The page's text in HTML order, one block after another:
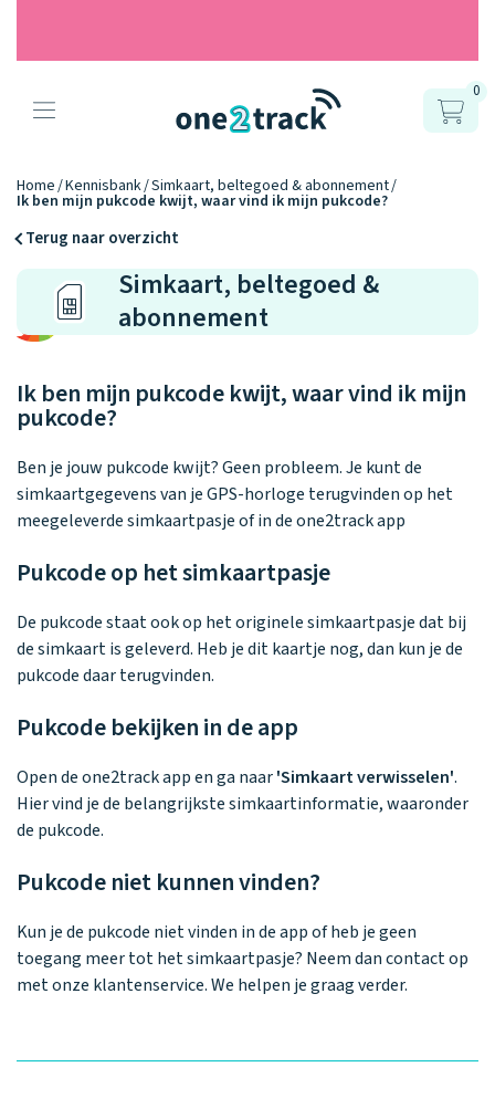
Producten
Onze gps
horloges
Connect
YOU
Connect
NEXT
Connect
UP
Horloges
vergelijken
Tweedekans
horloges
horloges
Accessoires
Opladers
Ontdek alle
accessoires
Personaliseer
je bandje!
Kies je eigen
icoon en maak
je horloge
jou.
Hoe werkt
het?
Ontdek hoe
het werkt
Zo werken het
one2track-app
samen.
Waarom one2track
Handleiding
App updates
Blogs
Ons verhaal
Recensies
Werken bij
Jarige Job
0
Home Kennisbank Simkaart, beltegoed & abonnement
Ik ben mijn pukcode kwijt, waar vind ik mijn pukcode?
Terug naar overzicht
Simkaart, beltegoed &
abonnement
Ik ben mijn pukcode kwijt, waar vind ik mijn
pukcode?
Ben je jouw pukcode kwijt? Geen probleem. Je kunt de
simkaartgegevens van je GPS-horloge terugvinden op het
meegeleverde simkaartpasje of in de one2track app
Pukcode op het simkaartpasje
De pukcode staat ook op het originele simkaartpasje dat bij
de simkaart is geleverd. Heb je dit kaartje nog, dan kun je de
pukcode daar terugvinden.
Pukcode bekijken in de app
Open de one2track app en ga naar'Simkaart verwisselen'.
Hier vind je de belangrijkste simkaartinformatie, waaronder
de pukcode.
Pukcode niet kunnen vinden?
Kun je de pukcode niet vinden in de app of heb je geen
toegang meer tot het simkaartpasje? Neem dan contact op
met onze klantenservice. We helpen je graag verder.